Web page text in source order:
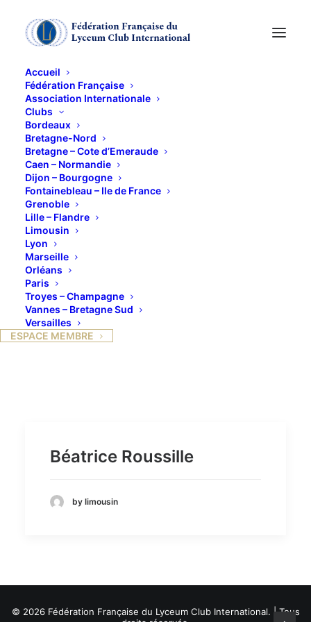
Accueil
Fédération Française
Association Internationale
Clubs
Bordeaux
Bretagne-Nord
Bretagne – Cote d’Emeraude
Caen – Normandie
Dijon – Bourgogne
Fontainebleau – Ile de France
Grenoble
Lille – Flandre
Limousin
Lyon
Marseille
Orléans
Paris
Troyes – Champagne
Vannes – Bretagne Sud
Versailles
ESPACE MEMBRE
Chargée du Protocole
Béatrice Roussille
by limousin
© 2026 Fédération Française du Lyceum Club International. | Tous